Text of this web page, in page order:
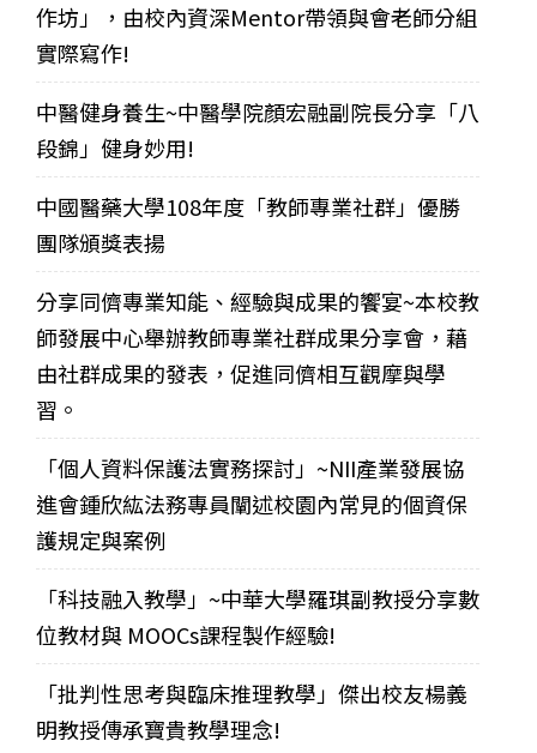
作坊」，由校內資深Mentor帶領與會老師分組
實際寫作!
中醫健身養生~中醫學院顏宏融副院長分享「八
段錦」健身妙用!
中國醫藥大學108年度「教師專業社群」優勝
團隊頒獎表揚
分享同儕專業知能、經驗與成果的饗宴~本校教
師發展中心舉辦教師專業社群成果分享會，藉
由社群成果的發表，促進同儕相互觀摩與學
習。
「個人資料保護法實務探討」~NII產業發展協
進會鍾欣紘法務專員闡述校園內常見的個資保
護規定與案例
「科技融入教學」~中華大學羅琪副教授分享數
位教材與 MOOCs課程製作經驗!
「批判性思考與臨床推理教學」傑出校友楊義
明教授傳承寶貴教學理念!